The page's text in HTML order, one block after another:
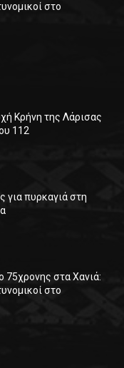
στο
Κρήνη της Λάρισας
112
για πυρκαγιά στη
75χρονης στα Χανιά:
στο